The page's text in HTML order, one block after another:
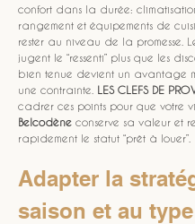
confort dans la durée:
rangement et équipements de
rester au niveau de la promesse.
jugent le “ressenti” plus que les
bien tenue devient un avantage
une contrainte. LES CLEFS DE
cadrer ces points pour que votre
Belcodène conserve sa valeur et
rapidement le statut “prêt à louer”.
Adapter la
saison et au